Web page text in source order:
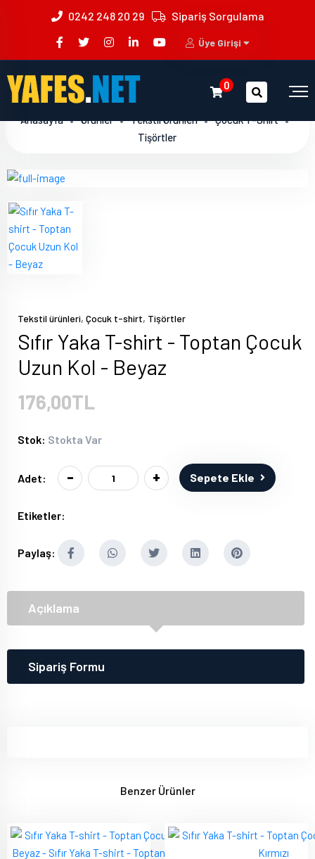
0242 248 20 29 Sipariş Sorgulama
Üye Girişi
0
Anasayfa Ürünler Tekstil Ürünleri
Çocuk T-Shirt
Tişörtler
Tekstil ürünleri, Çocuk t-shirt, Tişörtler
Sıfır Yaka T-shirt - Toptan Çocuk
Uzun Kol - Beyaz
176,00TL
Stok: Stokta Var
Adet: - + Sepete Ekle
Etiketler:
Paylaş:
Açıklama
Sipariş Formu
Benzer Ürünler